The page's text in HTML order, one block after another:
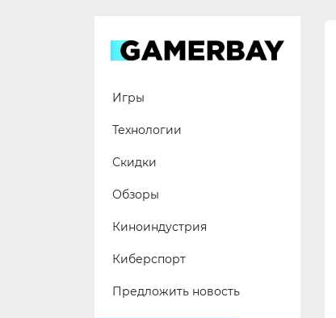
Игры
Технологии
Скидки
Обзоры
Киноиндустрия
Киберспорт
Предложить новость